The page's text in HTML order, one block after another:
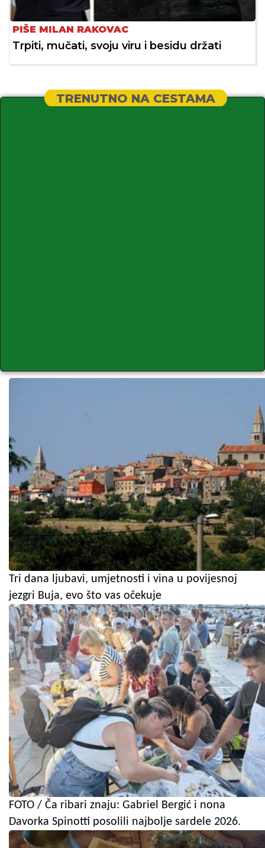
PIŠE MILAN RAKOVAC
Trpiti, mučati, svoju viru i besidu držati
TRENUTNO NA CESTAMA
Tri dana ljubavi, umjetnosti i vina u povijesnoj
jezgri Buja, evo što vas očekuje
FOTO / Ča ribari znaju: Gabriel Bergić i nona
Davorka Spinotti posolili najbolje sardele 2026.